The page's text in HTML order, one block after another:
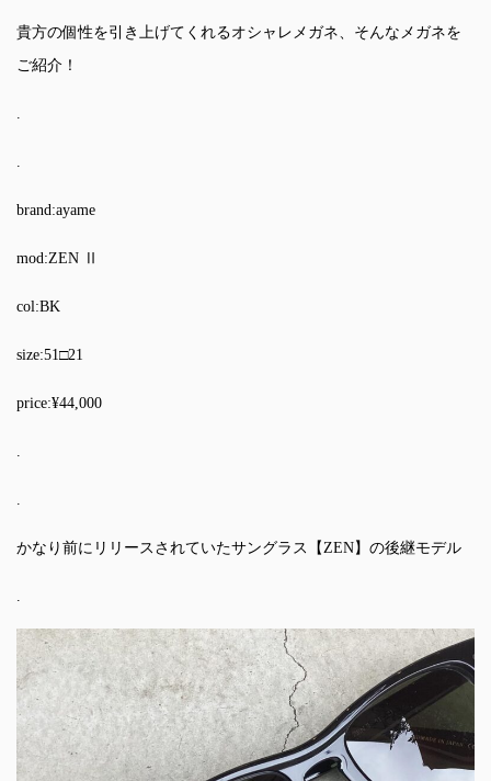
貴方の個性を引き上げてくれるオシャレメガネ、そんなメガネを
ご紹介！
.
.
brand:ayame
mod:ZEN Ⅱ
col:BK
size:51□21
price:¥44,000
.
.
かなり前にリリースされていたサングラス【ZEN】の後継モデル
.